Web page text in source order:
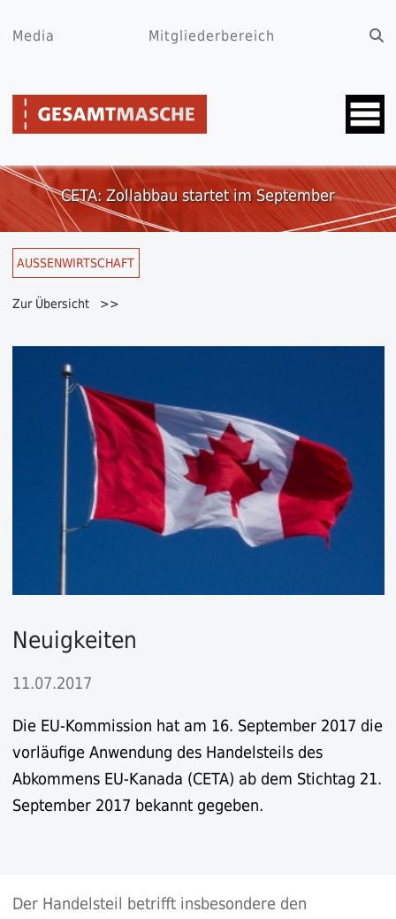
Media Mitgliederbereich
CETA: Zollabbau startet im September
AUSSENWIRTSCHAFT
Zur Übersicht >>
Neuigkeiten
11.07.2017
Die EU-Kommission hat am 16. September 2017 die
vorläufige Anwendung des Handelsteils des
Abkommens EU-Kanada (CETA) ab dem Stichtag 21.
September 2017 bekannt gegeben.
Der Handelsteil betrifft insbesondere den